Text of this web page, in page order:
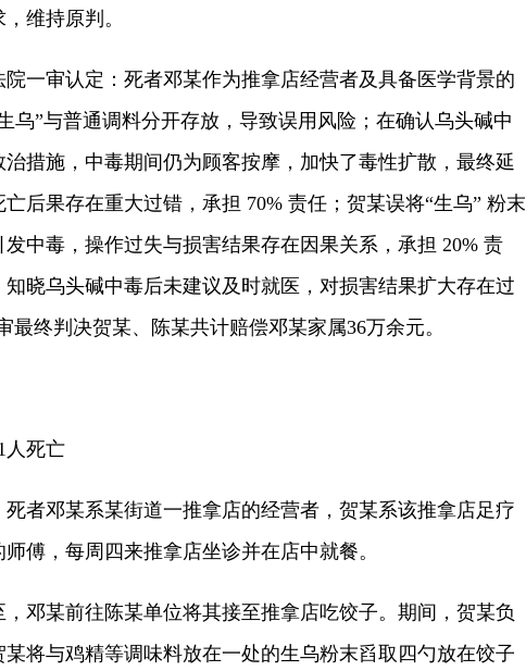
维持原判。
审认定：死者邓某作为推拿店经营者及具备医学背景的
乌”与普通调料分开存放，导致误用风险；在确认乌头碱中
措施，中毒期间仍为顾客按摩，加快了毒性扩散，最终延
后果存在重大过错，承担 70% 责任；贺某误将“生乌” 粉末
中毒，操作过失与损害结果存在因果关系，承担 20% 责
晓乌头碱中毒后未建议及时就医，对损害结果扩大存在过
最终判决贺某、陈某共计赔偿邓某家属36万余元。
死亡
邓某系某街道一推拿店的经营者，贺某系该推拿店足疗
傅，每周四来推拿店坐诊并在店中就餐。
邓某前往陈某单位将其接至推拿店吃饺子。期间，贺某负
将与鸡精等调味料放在一处的生乌粉末舀取四勺放在饺子